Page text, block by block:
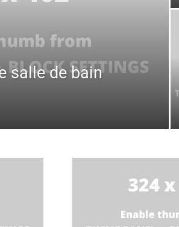
salle de bain